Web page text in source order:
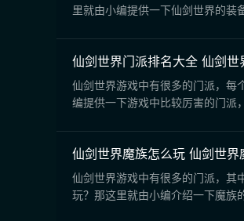
里就由小编提供一下仙剑世界的装
仙剑世界门派排名大全 仙剑世
仙剑世界游戏中有很多的门派，每
编提供一下游戏中比较厉害的门派
仙剑世界魔族怎么玩 仙剑世界
仙剑世界游戏中有很多的门派，其
玩？那这里就由小编介绍一下魔族